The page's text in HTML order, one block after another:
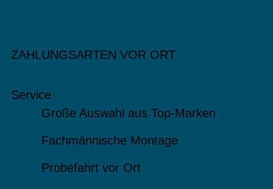
ZAHLUNGSARTEN VOR ORT
Service
Große Auswahl aus Top-Marken
Fachmännische Montage
Probefahrt vor Ort